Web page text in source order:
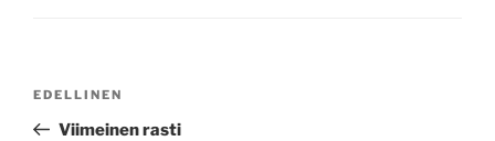
Edellinen
artikkeli
EDELLINEN
Viimeinen rasti